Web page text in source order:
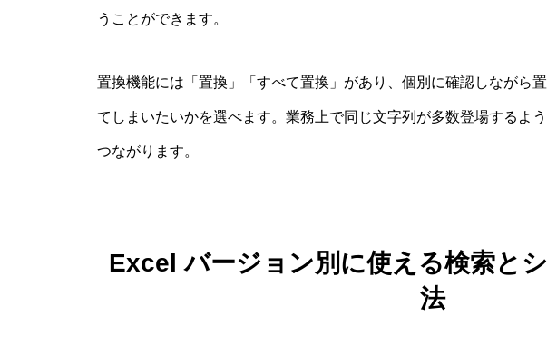
うことができます。
置換機能には「置換」「すべて置換」があり、個別に確認しながら
てしまいたいかを選べます。業務上で同じ文字列が多数登場するよ
つながります。
Excel バージョン別に使える検索と
法